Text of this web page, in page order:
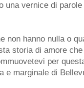
una vernice di
non hanno nulla o
storia di amore
per
e marginale di